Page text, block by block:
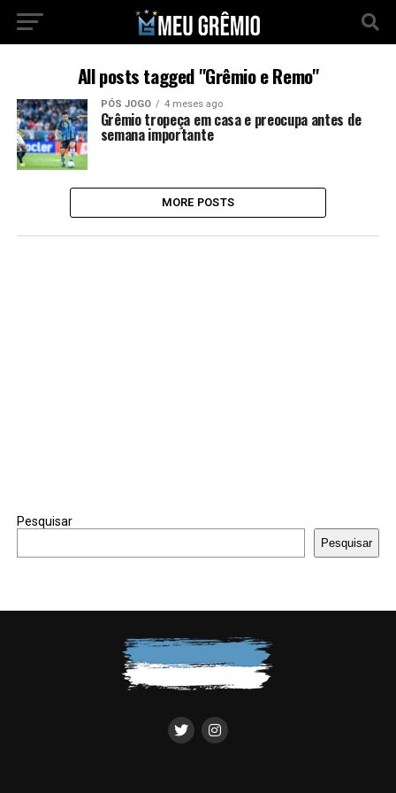
All posts tagged "Grêmio e Remo"
PÓS JOGO 4 meses ago
Grêmio tropeça em casa e preocupa antes de
semana importante
MORE POSTS
Pesquisar
Pesquisar